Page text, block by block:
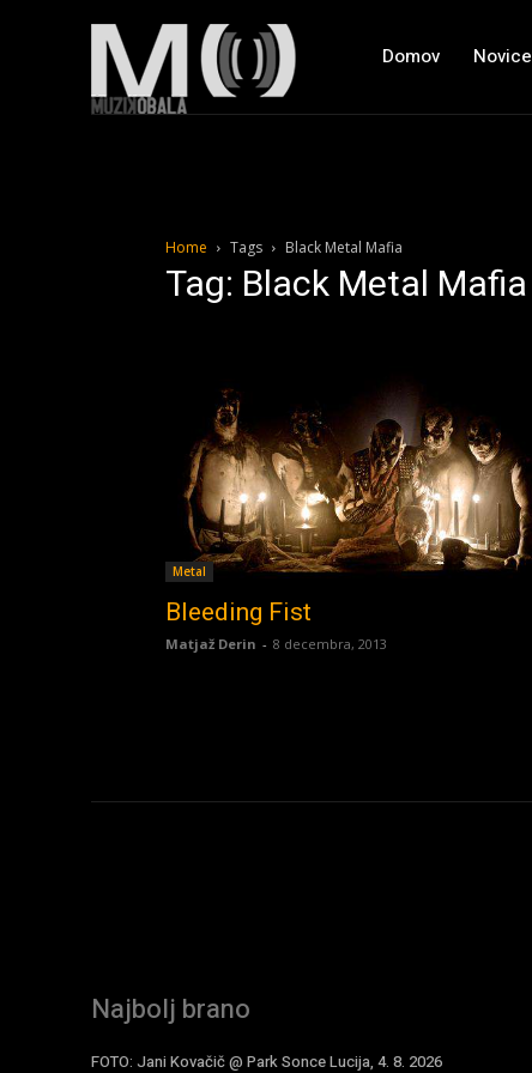
Domov Novice
Home Tags Black Metal Mafia
Tag: Black Metal Mafia
Metal
Bleeding Fist
Matjaž Derin - 8 decembra, 2013
Najbolj brano
FOTO: Jani Kovačič @ Park Sonce Lucija, 4. 8. 2026